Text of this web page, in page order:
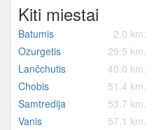
Kiti miestai
Batumis 2.0 km.
Ozurgetis
29.5 km.
Lančchutis
40.0 km.
Chobis
51.4 km.
Samtredija
53.7 km.
Vanis
57.1 km.